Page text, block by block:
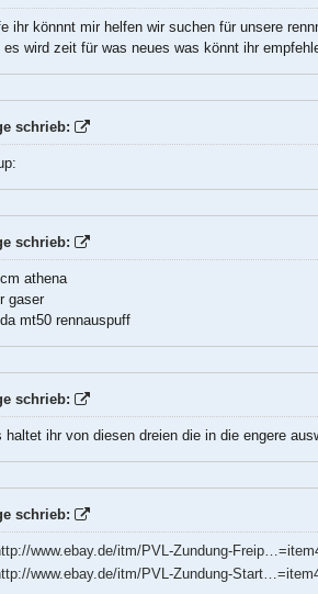
ihr könnnt mir helfen wir suchen für unsere
es wird zeit für was neues was könnt ihr
schrieb:
schrieb:
athena
gaser
mt50 rennauspuff
schrieb:
haltet ihr von diesen dreien die in die engere
schrieb:
www.ebay.de/itm/PVL-Zundung-
www.ebay.de/itm/PVL-Zundung-